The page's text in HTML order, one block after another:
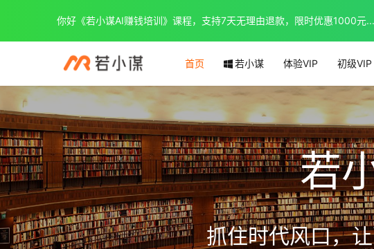
首页 若小谋 体验VIP 初级VIP
若
抓住时代风口，
你好《若小谋AI赚钱培训》课程，支持7天无理由退款，限时优惠1000元